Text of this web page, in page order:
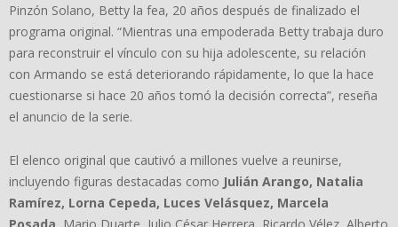
Pinzón Solano, Betty la fea, 20 años después de finalizado el
programa original. “Mientras una empoderada Betty trabaja duro
para reconstruir el vínculo con su hija adolescente, su relación
con Armando se está deteriorando rápidamente, lo que la hace
cuestionarse si hace 20 años tomó la decisión correcta”, reseña
el anuncio de la serie.
El elenco original que cautivó a millones vuelve a reunirse,
incluyendo figuras destacadas como Julián Arango, Natalia
Ramírez, Lorna Cepeda, Luces Velásquez, Marcela